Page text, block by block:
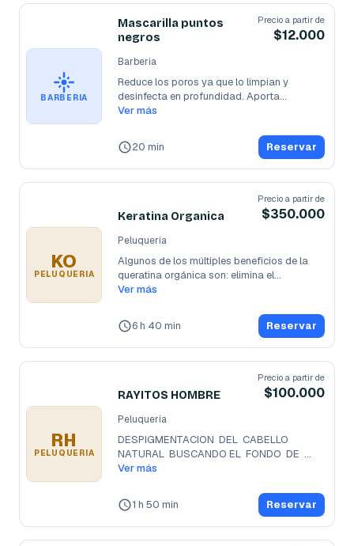
BARBERIA
Mascarilla puntos
negros
Precio a partir de
$12.000
Barberia
Reduce los poros ya que lo limpian y
desinfecta en profundidad. Aporta...
Ver más
20 min Reservar
KO
PELUQUERIA
Keratina Organica
Precio a partir de
$350.000
Peluqueria
Algunos de los múltiples beneficios de la
queratina orgánica son: elimina el...
Ver más
6 h 40 min Reservar
RH
PELUQUERIA
RAYITOS HOMBRE
Precio a partir de
$100.000
Peluqueria
DESPIGMENTACION  DEL  CABELLO
NATURAL  BUSCANDO EL  FONDO  DE
ACLARACION
Ver más
1 h 50 min Reservar